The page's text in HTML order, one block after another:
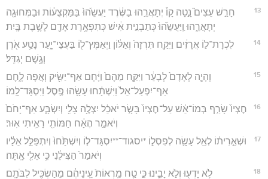
13
חָרַ֣שׁ עֵצִים֮ נָ֣טָה קָו֒ יְתָאֲרֵ֣הוּ בַשֶּׂ֔רֶד יַעֲשֵׂ֙הוּ֙ בַּמַּקְצֻע֔וֹת וּבַמְּחוּגָ֖ה
יְתָאֳרֵ֑הוּ וַֽיַּעֲשֵׂ֙הוּ֙ כְּתַבְנִ֣ית אִ֔ישׁ כְּתִפְאֶ֥רֶת אָדָ֖ם לָשֶׁ֥בֶת בָּֽיִת׃
14
לִכְרָת־ל֣וֹ אֲרָזִ֔ים וַיִּקַּ֤ח תִּרְזָה֙ וְאַלּ֔וֹן וַיְאַמֶּץ־ל֖וֹ בַּעֲצֵי־יָ֑עַר נָטַ֥ע אֹ֖רֶן
וְגֶ֥שֶׁם יְגַדֵּֽל׃
15
וְהָיָ֤ה לְאָדָם֙ לְבָעֵ֔ר וַיִּקַּ֤ח מֵהֶם֙ וַיָּ֔חָם אַף־יַשִּׂ֖יק וְאָ֣פָה לָ֑חֶם
אַף־יִפְעַל־אֵל֙ וַיִּשְׁתָּ֔חוּ עָשָׂ֥הוּ פֶ֖סֶל וַיִּסְגָּד־לָֽמוֹ׃
16
חֶצְיוֹ֙ שָׂרַ֣ף בְּמוֹ־אֵ֔שׁ עַל־חֶצְיוֹ֙ בָּשָׂ֣ר יֹאכֵ֔ל יִצְלֶ֥ה צָלִ֖י וְיִשְׂבָּ֑ע אַף־יָחֹם֙
וְיֹאמַ֣ר הֶאָ֔ח חַמּוֹתִ֖י רָאִ֥יתִי אֽוּר׃
17
וּשְׁאֵ֣רִית֔וֹ לְאֵ֥ל עָשָׂ֖ה לְפִסְל֑וֹ *יסגוד־**יִסְגָּד־ל֤וֹ וְיִשְׁתַּ֙חוּ֙ וְיִתְפַּלֵּ֣ל אֵלָ֔יו
וְיֹאמַר֙ הַצִּילֵ֔נִי כִּ֥י אֵלִ֖י אָֽתָּה׃
18 לֹ֥א יָדְע֖וּ וְלֹ֣א יָבִ֑ינוּ כִּ֣י טַ֤ח מֵֽרְאוֹת֙ עֵֽינֵיהֶ֔ם מֵהַשְׂכִּ֖יל לִבֹּתָֽם׃